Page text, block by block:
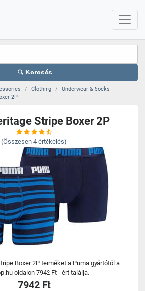
Keresés
Clothing
Underwear & Socks
2P
Stripe Boxer 2P
(Összesen 4 értékelés)
Boxer 2P terméket a Puma gyártótól a
oldalon 7942 Ft - ért találja.
7942 Ft